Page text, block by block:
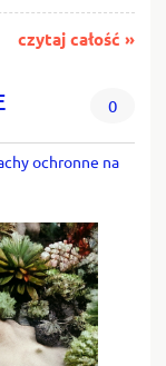
czytaj całość »
0
ochronne na